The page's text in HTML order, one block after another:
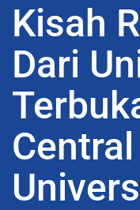
Kisah
Dari